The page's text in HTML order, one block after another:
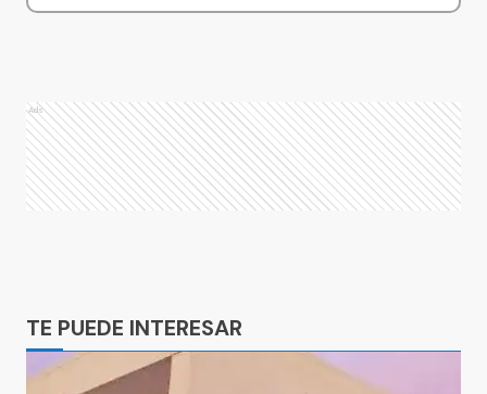
Ads
TE PUEDE INTERESAR